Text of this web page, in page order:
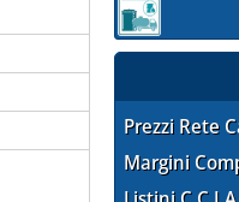
Sezione:
Prezzi Rete
Margini